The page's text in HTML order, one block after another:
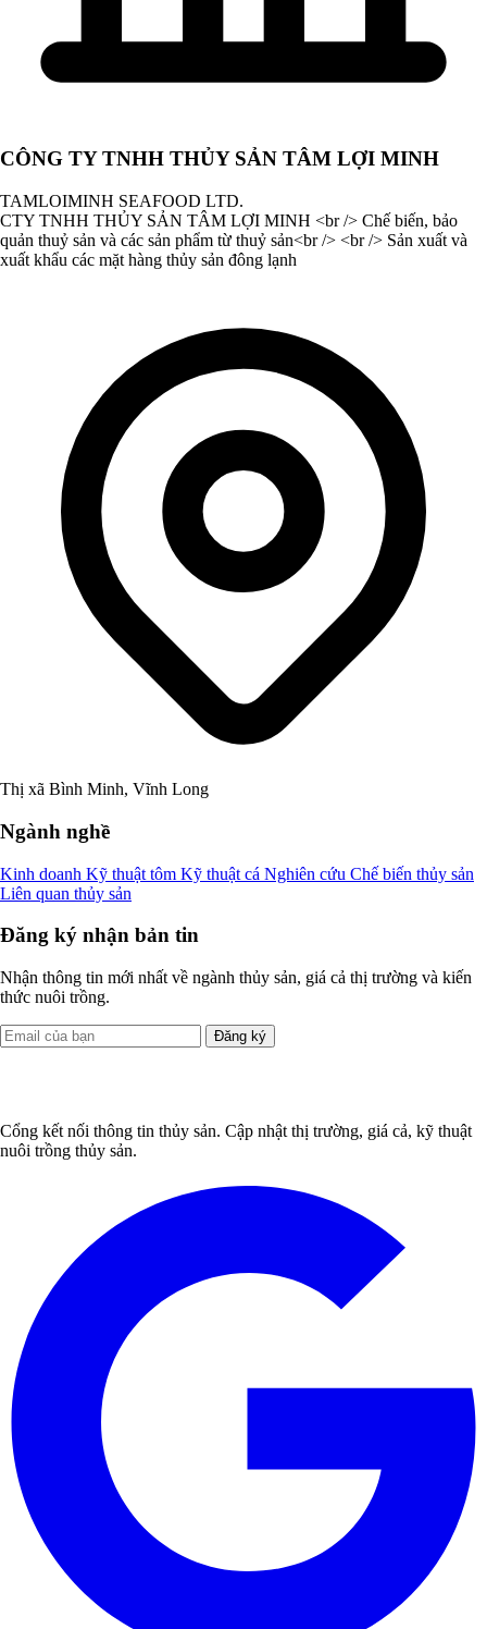
CÔNG TY TNHH THỦY SẢN TÂM LỢI MINH
TAMLOIMINH SEAFOOD LTD.
CTY TNHH THỦY SẢN TÂM LỢI MINH <br /> Chế biến, bảo
quản thuỷ sản và các sản phẩm từ thuỷ sản<br /> <br /> Sản xuất và
xuất khẩu các mặt hàng thủy sản đông lạnh
Thị xã Bình Minh, Vĩnh Long
Ngành nghề
Kinh doanh Kỹ thuật tôm Kỹ thuật cá Nghiên cứu Chế biến thủy sản
Liên quan thủy sản
Đăng ký nhận bản tin
Nhận thông tin mới nhất về ngành thủy sản, giá cả thị trường và kiến
thức nuôi trồng.
Đăng ký
Cổng kết nối thông tin thủy sản. Cập nhật thị trường, giá cả, kỹ thuật
nuôi trồng thủy sản.